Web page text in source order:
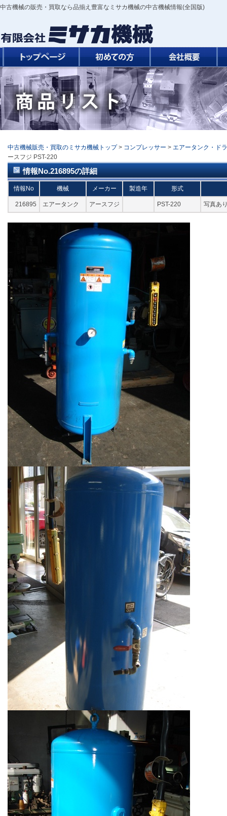
中古機械の販売・買取なら品揃え豊富なミサカ機械の中古機械情報(全国版)
中古機械販売・買取のミサカ機械トップ > コンプレッサー > エアータンク・ド
ースフジ PST-220
情報No.216895の詳細
情報No 機械 メーカー 製造年 形式
216895 エアータンク アースフジ PST-220 写真あ